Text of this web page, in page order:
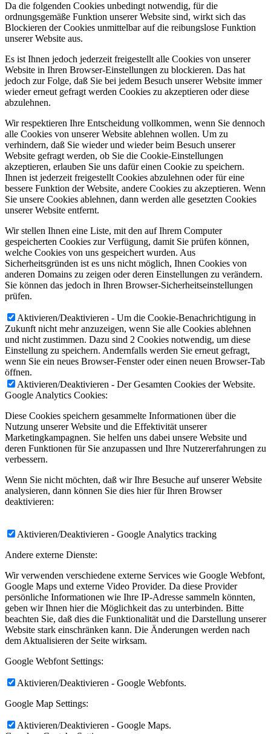
Da die folgenden Cookies unbedingt notwendig, für die
ordnungsgemäße Funktion unserer Website sind, wirkt sich das
Blockieren der Cookies unmittelbar auf die reibungslose Funktion
unserer Website aus.
Es ist Ihnen jedoch jederzeit freigestellt alle Cookies von unserer
Website in Ihren Browser-Einstellungen zu blockieren. Das hat
jedoch zur Folge, daß Sie bei jedem Besuch unserer Website immer
wieder erneut gefragt werden Cookies zu akzeptieren oder diese
abzulehnen.
Wir respektieren Ihre Entscheidung vollkommen, wenn Sie dennoch
alle Cookies von unserer Website ablehnen wollen. Um zu
verhindern, daß Sie wieder und wieder beim Besuch unserer
Website gefragt werden, ob Sie die Cookie-Einstellungen
akzeptieren, erlauben Sie uns dafür einen Cookie zu speichern.
Ihnen ist jederzeit freigestellt Cookies abzulehnen oder für eine
bessere Funktion der Website, andere Cookies zu akzeptieren. Wenn
Sie unsere Cookies ablehnen, dann werden alle gesetzten Cookies
unserer Website entfernt.
Wir stellen Ihnen eine Liste, mit den auf Ihrem Computer
gespeicherten Cookies zur Verfügung, damit Sie prüfen können,
welche Cookies von uns gespeichert wurden. Aus
Sicherheitsgründen ist es uns nicht möglich, Ihnen Cookies von
anderen Domains zu zeigen oder deren Einstellungen zu verändern.
Sie können das jedoch in Ihren Browser-Sicherheitseinstellungen
prüfen.
Aktivieren/Deaktivieren - Um die Cookie-Benachrichtigung in
Zukunft nicht mehr anzuzeigen, wenn Sie alle Cookies ablehnen
und nicht zustimmen. Dazu sind 2 Cookies notwendig, um diese
Einstellung zu speichern. Andernfalls werden Sie erneut gefragt,
wenn Sie ein neues Browser-Fenster oder einen neuen Browser-Tab
öffnen.
Aktivieren/Deaktivieren - Der Gesamten Cookies der Website.
Google Analytics Cookies:
Diese Cookies speichern gesammelte Informationen über die
Nutzung unserer Website und die Effektivität unserer
Marketingkampagnen. Sie helfen uns dabei unsere Website und
deren Funktionen für Sie anzupassen und Ihre Nutzererfahrungen zu
verbessern.
Wenn Sie nicht möchten, daß wir Ihre Besuche auf unserer Website
analysieren, dann können Sie dies hier für Ihren Browser
deaktivieren:
Aktivieren/Deaktivieren - Google Analytics tracking
Andere externe Dienste:
Wir verwenden verschiedene externe Services wie Google Webfont,
Google Maps und externe Video Provider. Da diese Provider
persönliche Informationen wie Ihre IP-Adresse sammeln könnten,
geben wir Ihnen hier die Möglichkeit das zu unterbinden. Bitte
beachten Sie, daß dies die Funktionalität und die Darstellung unserer
Website stark einschränken kann. Die Änderungen werden nach
dem Aktualisieren der Seite wirksam.
Google Webfont Settings:
Aktivieren/Deaktivieren - Google Webfonts.
Google Map Settings:
Aktivieren/Deaktivieren - Google Maps.